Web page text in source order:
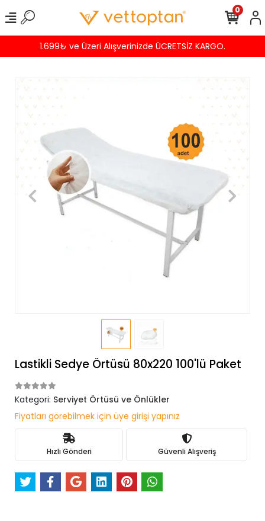
1.699₺ ve Üzeri Alışverinizde ÜCRETSİZ KARGO.
0
Lastikli Sedye Örtüsü 80x220 100'lü Paket
Kategori: Serviyet Örtüsü ve Önlükler
Fiyatları görebilmek için üye girişi yapınız
Hızlı Gönderi Güvenli Alışveriş